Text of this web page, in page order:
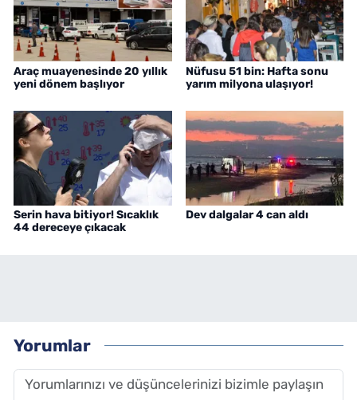
Araç muayenesinde 20 yıllık
yeni dönem başlıyor
Nüfusu 51 bin: Hafta sonu
yarım milyona ulaşıyor!
Serin hava bitiyor! Sıcaklık
44 dereceye çıkacak
Dev dalgalar 4 can aldı
Yorumlar